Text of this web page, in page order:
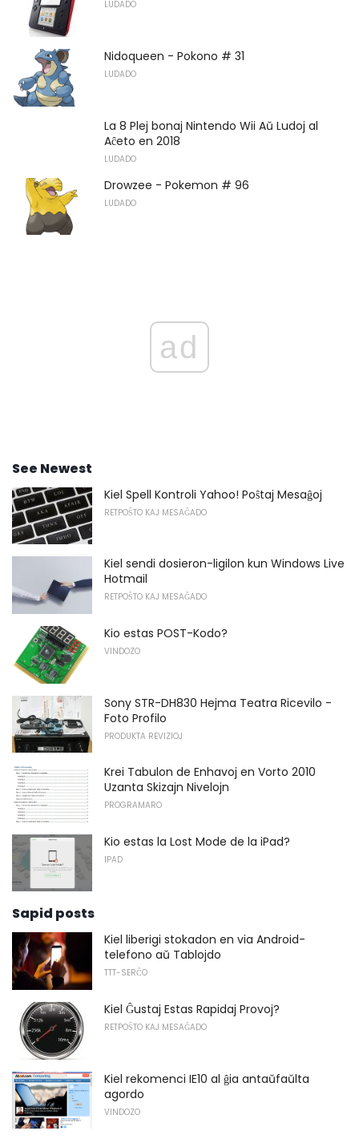
LUDADO
Nidoqueen - Pokono # 31
LUDADO
La 8 Plej bonaj Nintendo Wii Aŭ Ludoj al
Aĉeto en 2018
LUDADO
Drowzee - Pokemon # 96
LUDADO
ad
See Newest
Kiel Spell Kontroli Yahoo! Poŝtaj Mesaĝoj
RETPOŜTO KAJ MESAĜADO
Kiel sendi dosieron-ligilon kun Windows Live
Hotmail
RETPOŜTO KAJ MESAĜADO
Kio estas POST-Kodo?
VINDOZO
Sony STR-DH830 Hejma Teatra Ricevilo -
Foto Profilo
PRODUKTA REVIZIOJ
Krei Tabulon de Enhavoj en Vorto 2010
Uzanta Skizajn Nivelojn
PROGRAMARO
Kio estas la Lost Mode de la iPad?
IPAD
Sapid posts
Kiel liberigi stokadon en via Android-
telefono aŭ Tablojdo
TTT-SERĈO
Kiel Ĝustaj Estas Rapidaj Provoj?
RETPOŜTO KAJ MESAĜADO
Kiel rekomenci IE10 al ĝia antaŭfaŭlta
agordo
VINDOZO